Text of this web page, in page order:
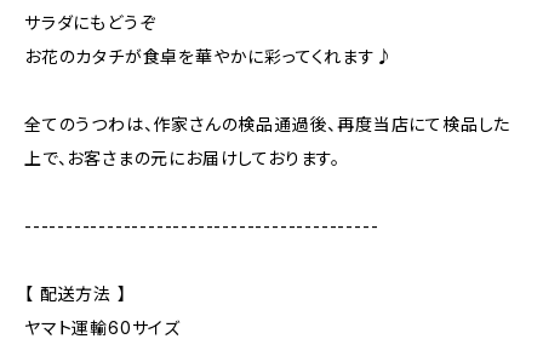
サラダにもどうぞ
お花のカタチが食卓を華やかに彩ってくれます♪
全てのうつわは、作家さんの検品通過後、再度当店にて検品した
上で、お客さまの元にお届けしております。
-------------------------------------------
【 配送方法 】
ヤマト運輸60サイズ